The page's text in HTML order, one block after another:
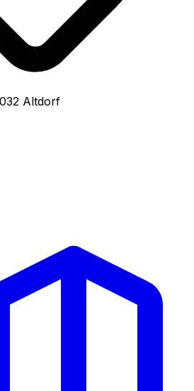
Altdorf